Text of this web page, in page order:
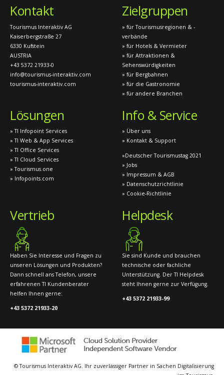
Kontakt
Tourismus Interaktiv AG
Kaiserbergstraße 27
6330 Kufstein
AUSTRIA
+43 5372 21933-0
info@tourismus-interaktiv.com
tourismus-interaktiv.com
Zielgruppen
» für Tourismusregionen & -
verbände
» für Hotels & Vermieter
» für Attraktionen &
Sehenswürdigkeiten
» für Bergbahnen
» für die Gastronomie
» für andere Branchen
Lösungen
» TI Infopoint Services
» TI Web & App Services
» TI Office Services
» TI Cloud Services
» Tourismus.one
» Infopoints.com
Info & Service
» Über uns
» Kontakt & Support
»Deutscher Tourismustag 2021
» Jobs
» Impressum & AGB
» Datenschutzrichtlinie
» Cookie-Richtlinie
Vertrieb
Haben Sie Interesse und Fragen zu
unseren Lösungen und Produkten?
Dann schnell ans Telefon, unsere
erfahrenen TI Kundenberater
helfen Ihnen gerne:
+43 5372 21933-20
Helpdesk
Sie sind Kunde und brauchen
technische oder fachliche
Unterstützung. Der TI Helpdesk
steht Ihnen gerne zur Verfügung.
+43 5372 21933-99
© Tourismus Interaktiv AG. Ihr zuverlässiger Partner in Sachen Digitalisierung